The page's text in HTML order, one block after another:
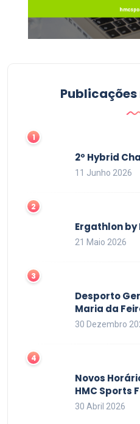
2º Hybrid
11 Junho 2026
Ergathlon by
21 Maio 2026
Desporto
Maria da
30 Dezembro
Novos
HMC Sports
30 Abril 2026